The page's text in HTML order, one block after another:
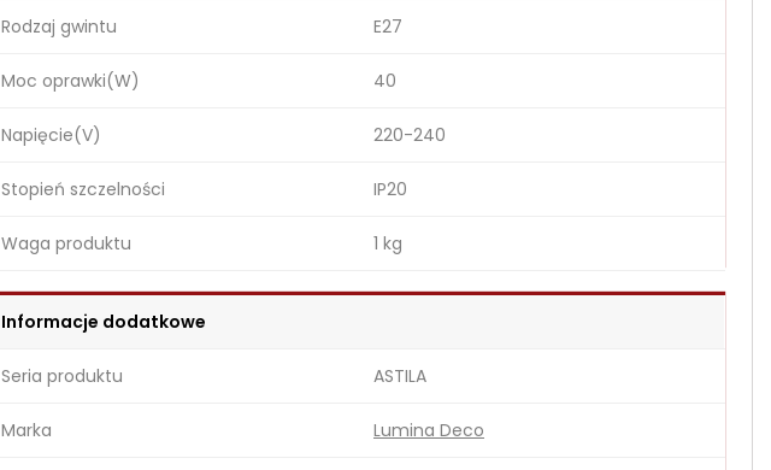
Rodzaj gwintu E27
Moc oprawki(W) 40
Napięcie(V) 220-240
Stopień szczelności IP20
Waga produktu 1 kg
Informacje dodatkowe
Seria produktu ASTILA
Marka Lumina Deco